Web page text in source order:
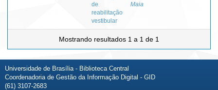
de
reabilitação
vestibular
Maia
Mostrando resultados 1 a 1 de 1
Universidade de Brasília - Biblioteca Central
Coordenadoria de Gestão da Informação Digital - GID
(61) 3107-2683